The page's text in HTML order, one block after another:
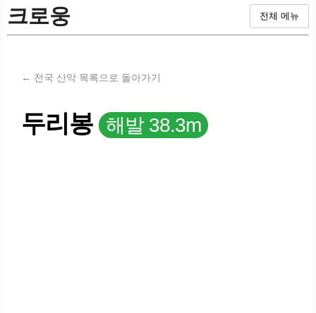
크로웅 전체 메뉴
← 전국 산악 목록으로 돌아가기
두리봉 해발 38.3m